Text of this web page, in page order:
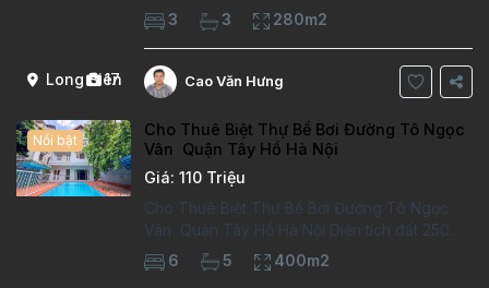
Long Biên
17
phòng làm việc Vị trí ý tưởng 10 phút đi bộ tới
trường việt pháp Ngôi nhà được thiết kế theo
kiểu phát cổ,trong khu dân
3 3 280m2
Cao Văn Hưng
Nổi bật
Cho Thuê Biệt Thự Bể Bơi Đường Tô Ngọc
Vân Quận Tây Hồ Hà Nội
Giá: 110 Triệu
Cho Thuê Biệt Thự Bể Bơi Đường Tô Ngọc
Vân Quận Tây Hồ Hà Nội Diện tích đất 250m2
Diện tích xây dựng 100m2 Xây 4 tầng, 6
phòng ngủ 5 phòng tắm Tầng 1, , phòng
6 5 400m2